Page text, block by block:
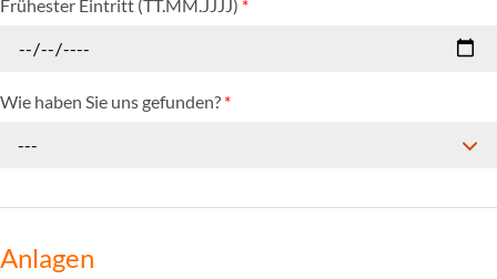
Frühester Eintritt (TT.MM.JJJJ) *
Wie haben Sie uns gefunden? *
---
Anlagen